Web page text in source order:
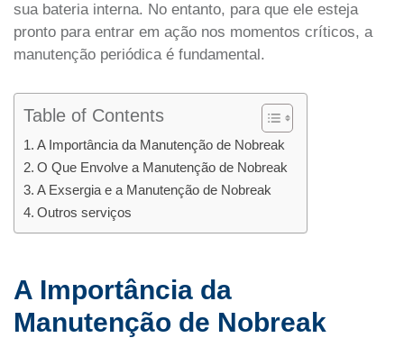
sua bateria interna. No entanto, para que ele esteja
pronto para entrar em ação nos momentos críticos, a
manutenção periódica é fundamental.
Table of Contents
A Importância da Manutenção de Nobreak
O Que Envolve a Manutenção de Nobreak
A Exsergia e a Manutenção de Nobreak
Outros serviços
A Importância da
Manutenção de Nobreak